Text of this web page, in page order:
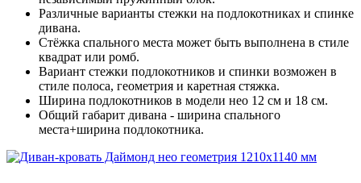
Различные варианты стежки на подлокотниках и спинке
дивана.
Стёжка спального места может быть выполнена в стиле
квадрат или ромб.
Вариант стежки подлокотников и спинки возможен в
стиле полоса, геометрия и каретная стяжка.
Ширина подлокотников в модели нео 12 см и 18 см.
Общий габарит дивана - ширина спального
места+ширина подлокотника.